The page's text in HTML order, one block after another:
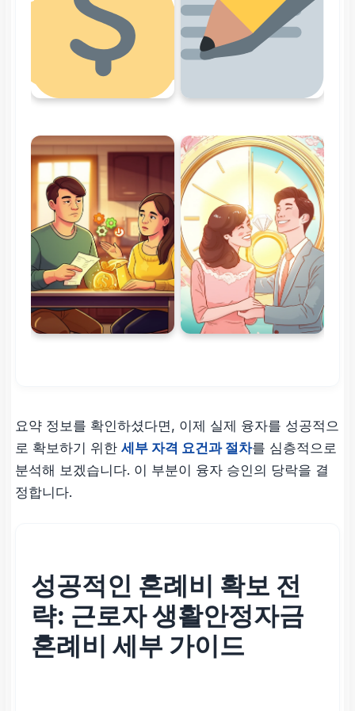
요약 정보를 확인하셨다면, 이제 실제 융자를 성공적으
로 확보하기 위한 세부 자격 요건과 절차를 심층적으로
분석해 보겠습니다. 이 부분이 융자 승인의 당락을 결
정합니다.
성공적인 혼례비 확보 전
략: 근로자 생활안정자금
혼례비 세부 가이드